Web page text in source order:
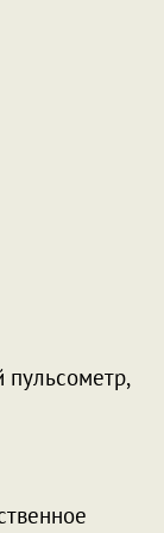
пульсометр,